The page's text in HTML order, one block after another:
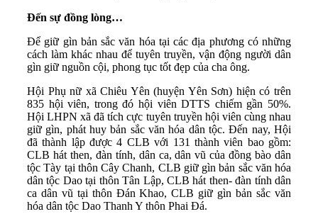
Đến sự đồng lòng…
Để giữ gìn bản sắc văn hóa tại các địa phương có những
cách làm khác nhau để tuyên truyền, vận động người dân
gìn giữ nguồn cội, phong tục tốt đẹp của cha ông.
Hội Phụ nữ xã Chiêu Yên (huyện Yên Sơn) hiện có trên
835 hội viên, trong đó hội viên DTTS chiếm gần 50%.
Hội LHPN xã đã tích cực tuyên truyền hội viên cùng nhau
giữ gìn, phát huy bản sắc văn hóa dân tộc. Đến nay, Hội
đã thành lập được 4 CLB với 131 thành viên bao gồm:
CLB hát then, đàn tính, dân ca, dân vũ của đồng bào dân
tộc Tày tại thôn Cây Chanh, CLB giữ gìn bản sắc văn hóa
dân tộc Dao tại thôn Tân Lập, CLB hát then- đàn tính dân
ca dân vũ tại thôn Đán Khao, CLB giữ gìn bản sắc văn
hóa dân tộc Dao Thanh Y thôn Phai Đá.